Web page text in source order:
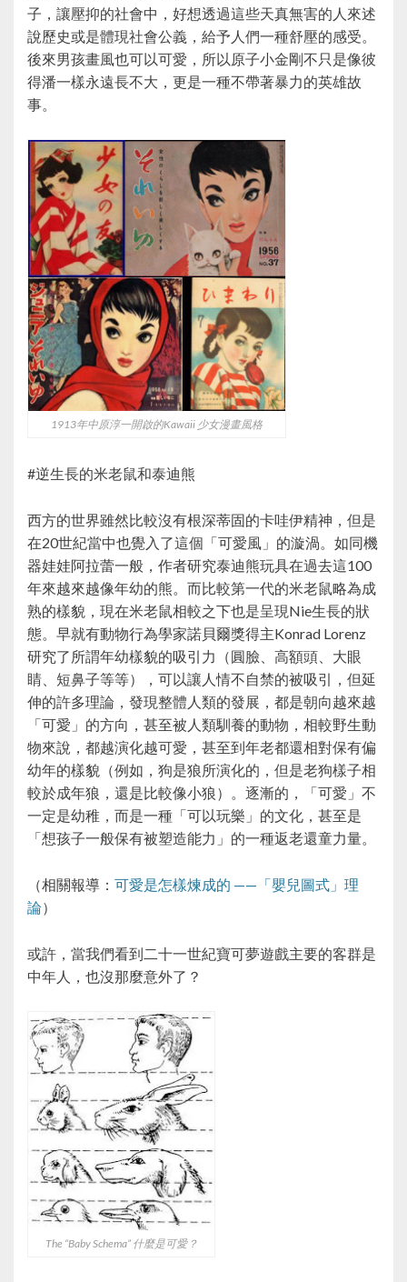
子，讓壓抑的社會中，好想透過這些天真無害的人來述
說歷史或是體現社會公義，給予人們一種舒壓的感受。
後來男孩畫風也可以可愛，所以原子小金剛不只是像彼
得潘一樣永遠長不大，更是一種不帶著暴力的英雄故
事。
1913年中原淳一開啟的Kawaii 少女漫畫風格
#逆生長的米老鼠和泰迪熊
西方的世界雖然比較沒有根深蒂固的卡哇伊精神，但是
在20世紀當中也覺入了這個「可愛風」的漩渦。如同機
器娃娃阿拉蕾一般，作者研究泰迪熊玩具在過去這100
年來越來越像年幼的熊。而比較第一代的米老鼠略為成
熟的樣貌，現在米老鼠相較之下也是呈現Nie生長的狀
態。早就有動物行為學家諾貝爾獎得主Konrad Lorenz
研究了所謂年幼樣貌的吸引力（圓臉、高額頭、大眼
睛、短鼻子等等），可以讓人情不自禁的被吸引，但延
伸的許多理論，發現整體人類的發展，都是朝向越來越
「可愛」的方向，甚至被人類馴養的動物，相較野生動
物來說，都越演化越可愛，甚至到年老都還相對保有偏
幼年的樣貌（例如，狗是狼所演化的，但是老狗樣子相
較於成年狼，還是比較像小狼）。逐漸的，「可愛」不
一定是幼稚，而是一種「可以玩樂」的文化，甚至是
「想孩子一般保有被塑造能力」的一種返老還童力量。
（相關報導： 可愛是怎樣煉成的 ——「嬰兒圖式」理
論）
或許，當我們看到二十一世紀寶可夢遊戲主要的客群是
中年人，也沒那麼意外了？
The “Baby Schema” 什麼是可愛？